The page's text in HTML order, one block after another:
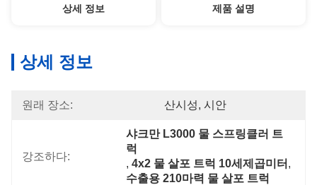
상세 정보 제품 설명
상세 정보
원래 장소: 산시성, 시안
강조하다:
샤크만 L3000 물 스프링클러 트
럭
, 4x2 물 살포 트럭 10세제곱미터
수출용 210마력 물 살포 트럭